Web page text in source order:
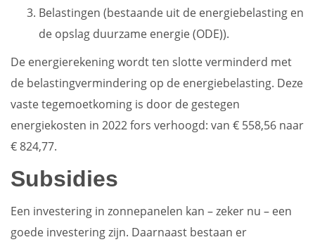
Belastingen (bestaande uit de energiebelasting en
de opslag duurzame energie (ODE)).
De energierekening wordt ten slotte verminderd met
de belastingvermindering op de energiebelasting. Deze
vaste tegemoetkoming is door de gestegen
energiekosten in 2022 fors verhoogd: van € 558,56 naar
€ 824,77.
Subsidies
Een investering in zonnepanelen kan – zeker nu – een
goede investering zijn. Daarnaast bestaan er